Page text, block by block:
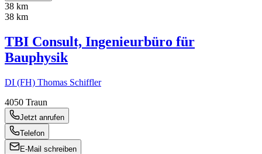
38 km
38 km
TBI Consult, Ingenieurbüro für
Bauphysik
DI (FH) Thomas Schiffler
4050 Traun
Jetzt anrufen
Telefon
E-Mail schreiben